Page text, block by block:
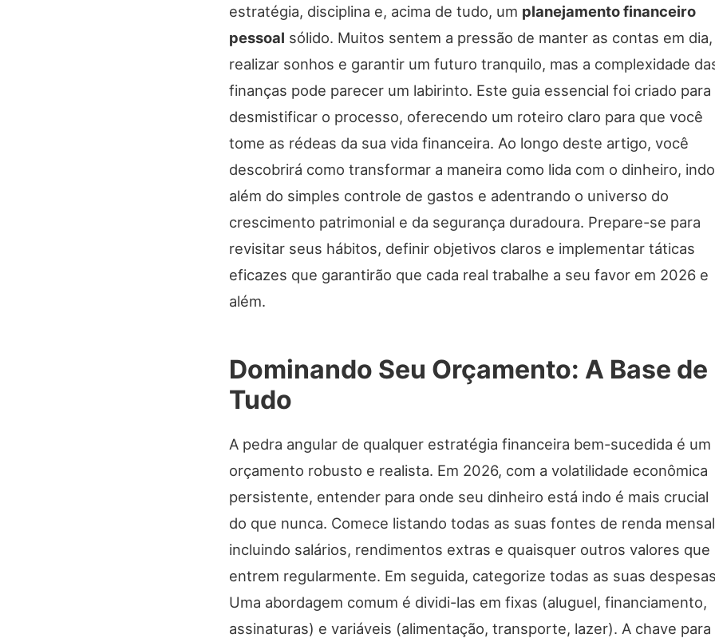
estratégia, disciplina e, acima de tudo, um planejamento financeiro
pessoal sólido. Muitos sentem a pressão de manter as contas em dia,
realizar sonhos e garantir um futuro tranquilo, mas a complexidade
finanças pode parecer um labirinto. Este guia essencial foi criado para
desmistificar o processo, oferecendo um roteiro claro para que você
tome as rédeas da sua vida financeira. Ao longo deste artigo, você
descobrirá como transformar a maneira como lida com o dinheiro, indo
além do simples controle de gastos e adentrando o universo do
crescimento patrimonial e da segurança duradoura. Prepare-se para
revisitar seus hábitos, definir objetivos claros e implementar táticas
eficazes que garantirão que cada real trabalhe a seu favor em 2026 e
além.
Dominando Seu Orçamento: A Base de
Tudo
A pedra angular de qualquer estratégia financeira bem-sucedida é um
orçamento robusto e realista. Em 2026, com a volatilidade econômica
persistente, entender para onde seu dinheiro está indo é mais crucial
do que nunca. Comece listando todas as suas fontes de renda
incluindo salários, rendimentos extras e quaisquer outros valores que
entrem regularmente. Em seguida, categorize todas as suas
Uma abordagem comum é dividi-las em fixas (aluguel, financiamento,
assinaturas) e variáveis (alimentação, transporte, lazer). A chave para